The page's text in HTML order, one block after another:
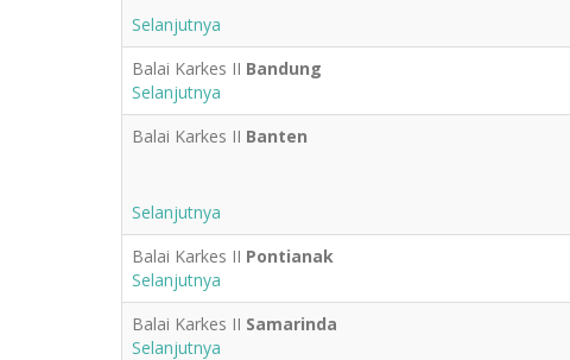
Selanjutnya
Balai Karkes II Bandung
Selanjutnya
Balai Karkes II Banten
Selanjutnya
Balai Karkes II Pontianak
Selanjutnya
Balai Karkes II Samarinda
Selanjutnya